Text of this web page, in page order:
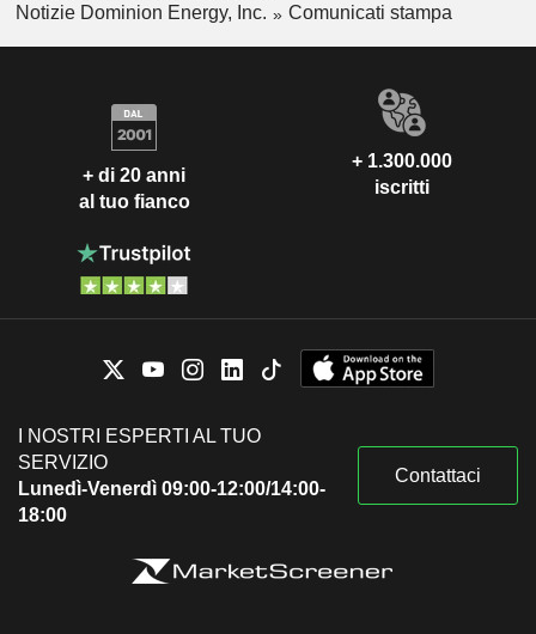
Notizie Dominion Energy, Inc.
Comunicati stampa
+ di 20 anni
al tuo fianco
+ 1.300.000
iscritti
I NOSTRI ESPERTI AL TUO
SERVIZIO
Lunedì-Venerdì 09:00-12:00/14:00-
18:00
Contattaci